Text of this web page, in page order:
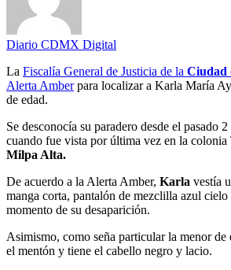
Diario CDMX Digital
La Fiscalía General de Justicia de la Ciudad
Alerta Amberpara localizar a Karla María
de edad.
Se desconocía su paradero desde el pasado
cuando fue vista por última vez en la colonia
Milpa Alta.
De acuerdo a la Alerta Amber, Karla vestía
manga corta, pantalón de mezclilla azul
momento de su desaparición.
Asimismo, como seña particular la menor de
el mentón y tiene el cabello negro y lacio.